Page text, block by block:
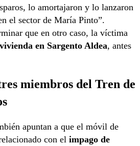
lo amortajaron y lo lanzaron
el sector de María Pinto”.
que en otro caso, la víctima
en Sargento Aldea, antes
miembros del Tren de
apuntan a que el móvil de
con el impago de